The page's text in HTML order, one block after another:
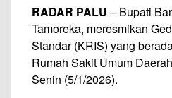
RADAR PALU – Bupati
Tamoreka, meresmikan
Standar (KRIS) yang
Rumah Sakit Umum
Senin (5/1/2026).